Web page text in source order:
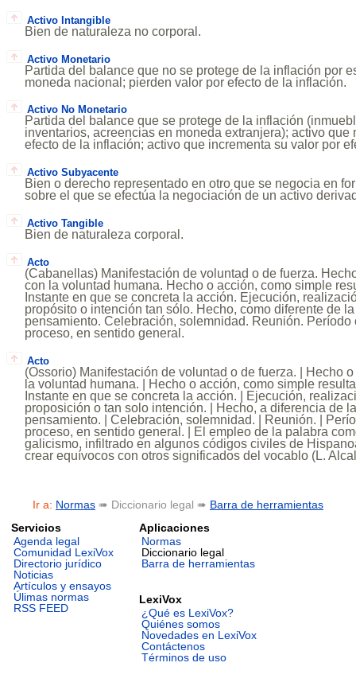
Activo Intangible
Bien de naturaleza no corporal.
Activo Monetario
Partida del balance que no se protege de la inflación por
moneda nacional; pierden valor por efecto de la inflación.
Activo No Monetario
Partida del balance que se protege de la inflación
inventarios, acreencias en moneda extranjera); activo que
efecto de la inflación; activo que incrementa su valor por
Activo Subyacente
Bien o derecho representado en otro que se negocia en
sobre el que se efectúa la negociación de un activo
Activo Tangible
Bien de naturaleza corporal.
Acto
(Cabanellas) Manifestación de voluntad o de fuerza.
con la voluntad humana. Hecho o acción, como simple
Instante en que se concreta la acción. Ejecución,
propósito o intención tan sólo. Hecho, como diferente de
pensamiento. Celebración, solemnidad. Reunión. Período
proceso, en sentido general.
Acto
(Ossorio) Manifestación de voluntad o de fuerza. | Hecho
la voluntad humana. | Hecho o acción, como simple
Instante en que se concreta la acción. | Ejecución,
proposición o tan solo intención. | Hecho, a diferencia de
pensamiento. | Celebración, solemnidad. | Reunión. |
proceso, en sentido general. | El empleo de la palabra
galicismo, infiltrado en algunos códigos civiles de
crear equívocos con otros significados del vocablo (L.
Ir a: Normas ➠ Diccionario legal ➠ Barra de herramientas
Servicios
Agenda legal
Comunidad LexiVox
Directorio jurídico
Noticias
Artículos y ensayos
Úlimas normas
RSS FEED
Aplicaciones
Normas
Diccionario legal
Barra de herramientas
LexiVox
¿Qué es LexiVox?
Quiénes somos
Novedades en LexiVox
Contáctenos
Términos de uso